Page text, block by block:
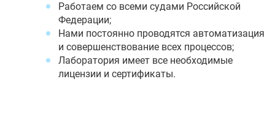
Работаем со всеми судами Российской
Федерации;
Нами постоянно проводятся автоматизация
и совершенствование всех процессов;
Лаборатория имеет все необходимые
лицензии и сертификаты.